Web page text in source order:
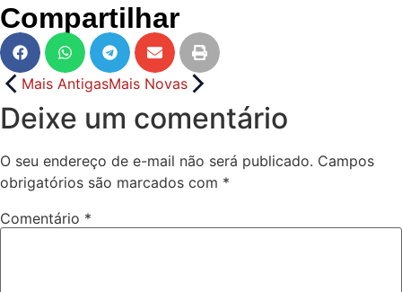
Compartilhar
Mais AntigasMais Novas
Deixe um comentário
O seu endereço de e-mail não será publicado. Campos
obrigatórios são marcados com *
Comentário *